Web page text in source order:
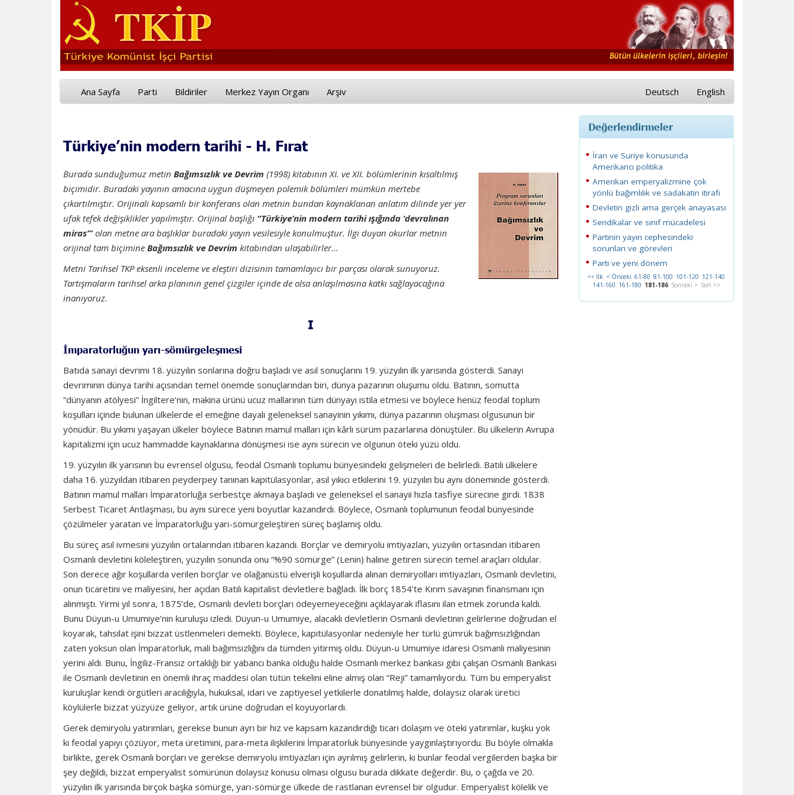
Ana Sayfa Parti Bildiriler Merkez Yayın Organı Arşiv Deutsch English
Türkiye’nin modern tarihi - H. Fırat
Burada sunduğumuz metin Bağımsızlık ve Devrim (1998) kitabının XI. ve XII. bölümlerinin kısaltılmış
biçimidir. Buradaki yayının amacına uygun düşmeyen polemik bölümleri mümkün mertebe
çıkartılmıştır. Orijinali kapsamlı bir konferans olan metnin bundan kaynaklanan anlatım dilinde yer yer
ufak tefek değişiklikler yapılmıştır. Orijinal başlığı “Türkiye’nin modern tarihi ışığında ‘devralınan
miras’”olan metne ara başlıklar buradaki yayın vesilesiyle konulmuştur. İlgi duyan okurlar metnin
orijinal tam biçimine Bağımsızlık ve Devrim kitabından ulaşabilirler...
Metni Tarihsel TKP eksenli inceleme ve eleştiri dizisinin tamamlayıcı bir parçası olarak sunuyoruz.
Tartışmaların tarihsel arka planının genel çizgiler içinde de olsa anlaşılmasına katkı sağlayacağına
inanıyoruz.
I
İmparatorluğun yarı-sömürgeleşmesi
Batıda sanayi devrimi 18. yüzyılın sonlarına doğru başladı ve asıl sonuçlarını 19. yüzyılın ilk yarısında gösterdi. Sanayi
devriminin dünya tarihi açısından temel önemde sonuçlarından biri, dünya pazarının oluşumu oldu. Batının, somutta
“dünyanın atölyesi” İngiltere’nin, makina ürünü ucuz mallarının tüm dünyayı istila etmesi ve böylece henüz feodal toplum
koşulları içinde bulunan ülkelerde el emeğine dayalı geleneksel sanayinin yıkımı, dünya pazarının oluşması olgusunun bir
yönüdür. Bu yıkımı yaşayan ülkeler böylece Batının mamul malları için kârlı sürüm pazarlarına dönüştüler. Bu ülkelerin Avrupa
kapitalizmi için ucuz hammadde kaynaklarına dönüşmesi ise aynı sürecin ve olgunun öteki yüzü oldu.
19. yüzyılın ilk yarısının bu evrensel olgusu, feodal Osmanlı toplumu bünyesindeki gelişmeleri de belirledi. Batılı ülkelere
daha 16. yüzyıldan itibaren peyderpey tanınan kapitülasyonlar, asıl yıkıcı etkilerini 19. yüzyılın bu aynı döneminde gösterdi.
Batının mamul malları İmparatorluğa serbestçe akmaya başladı ve geleneksel el sanayii hızla tasfiye sürecine girdi. 1838
Serbest Ticaret Antlaşması, bu aynı sürece yeni boyutlar kazandırdı. Böylece, Osmanlı toplumunun feodal bünyesinde
çözülmeler yaratan ve İmparatorluğu yarı-sömürgeleştiren süreç başlamış oldu.
Bu süreç asıl ivmesini yüzyılın ortalarından itibaren kazandı. Borçlar ve demiryolu imtiyazları, yüzyılın ortasından itibaren
Osmanlı devletini köleleştiren, yüzyılın sonunda onu “%90 sömürge” (Lenin) haline getiren sürecin temel araçları oldular.
Son derece ağır koşullarda verilen borçlar ve olağanüstü elverişli koşullarda alınan demiryolları imtiyazları, Osmanlı devletini,
onun ticaretini ve maliyesini, her açıdan Batılı kapitalist devletlere bağladı. İlk borç 1854’te Kırım savaşının finansmanı için
alınmıştı. Yirmi yıl sonra, 1875’de, Osmanlı devleti borçları ödeyemeyeceğini açıklayarak iflasını ilan etmek zorunda kaldı.
Bunu Düyun-u Umumiye’nin kuruluşu izledi. Düyun-u Umumiye, alacaklı devletlerin Osmanlı devletinin gelirlerine doğrudan el
koyarak, tahsilat işini bizzat üstlenmeleri demekti. Böylece, kapitülasyonlar nedeniyle her türlü gümrük bağımsızlığından
zaten yoksun olan İmparatorluk, mali bağımsızlığını da tümden yitirmiş oldu. Düyun-u Umumiye idaresi Osmanlı maliyesinin
yerini aldı. Bunu, İngiliz-Fransız ortaklığı bir yabancı banka olduğu halde Osmanlı merkez bankası gibi çalışan Osmanlı Bankası
ile Osmanlı devletinin en önemli ihraç maddesi olan tütün tekelini eline almış olan “Reji” tamamlıyordu. Tüm bu emperyalist
kuruluşlar kendi örgütleri aracılığıyla, hukuksal, idari ve zaptiyesel yetkilerle donatılmış halde, dolaysız olarak üretici
köylülerle bizzat yüzyüze geliyor, artık ürüne doğrudan el koyuyorlardı.
Gerek demiryolu yatırımları, gerekse bunun ayrı bir hız ve kapsam kazandırdığı ticari dolaşım ve öteki yatırımlar, kuşku yok
ki feodal yapıyı çözüyor, meta üretimini, para-meta ilişkilerini İmparatorluk bünyesinde yaygınlaştırıyordu. Bu böyle olmakla
birlikte, gerek Osmanlı borçları ve gerekse demiryolu imtiyazları için ayrılmış gelirlerin, ki bunlar feodal vergilerden başka bir
şey değildi, bizzat emperyalist sömürünün dolaysız konusu olması olgusu burada dikkate değerdir. Bu, o çağda ve 20.
yüzyılın ilk yarısında birçok başka sömürge, yarı-sömürge ülkede de rastlanan evrensel bir olgudur. Emperyalist kölelik ve
Değerlendirmeler
İran ve Suriye konusunda
Amerikancı politika
Amerikan emperyalizmine çok
yönlü bağımlılık ve sadakatin itirafı
Devletin gizli ama gerçek anayasası
Sendikalar ve sınıf mücadelesi
Partinin yayın cephesindeki
sorunları ve görevleri
Parti ve yeni dönem
<< İlk < Önceki 61-80 81-100 101-120 121-140
141-160 161-180 181-186 Sonraki > Son >>